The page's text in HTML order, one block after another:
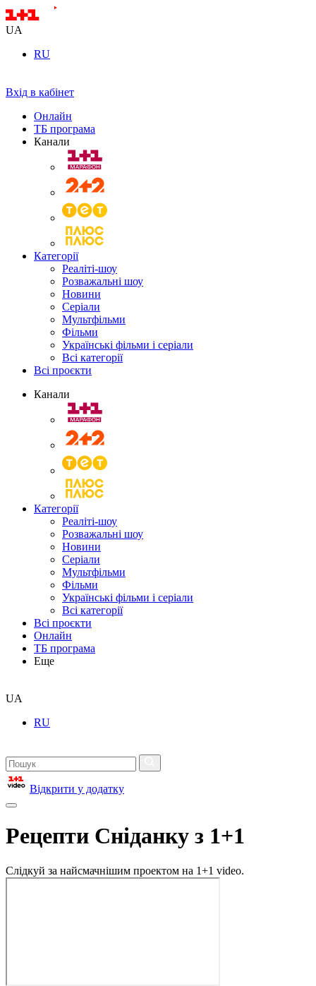
UA
RU
Вхід в кабінет
Онлайн
ТБ програма
Канали
Категорії
Реаліті-шоу
Розважальні шоу
Новини
Серіали
Мультфільми
Фільми
Українські фільми і серіали
Всі категорії
Всі проєкти
Канали
Категорії
Реаліті-шоу
Розважальні шоу
Новини
Серіали
Мультфільми
Фільми
Українські фільми і серіали
Всі категорії
Всі проєкти
Онлайн
ТБ програма
Еще
UA
RU
Відкрити у додатку
Рецепти Сніданку з 1+1
Слідкуй за найсмачнішим проектом на 1+1 video.